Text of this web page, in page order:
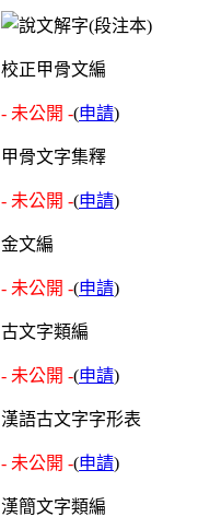
校正甲骨文編
- 未公開 -(申請)
甲骨文字集釋
- 未公開 -(申請)
金文編
- 未公開 -(申請)
古文字類編
- 未公開 -(申請)
漢語古文字字形表
- 未公開 -(申請)
漢簡文字類編